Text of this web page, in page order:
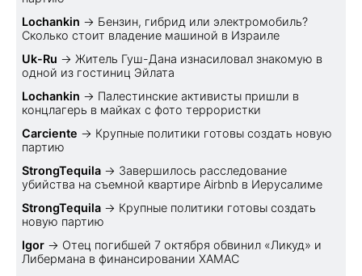
Lochankin → Бензин, гибрид или электромобиль?
Cколько стоит владение машиной в Израиле
Uk-Ru → Житель Гуш-Дана изнасиловал знакомую в
одной из гостиниц Эйлата
Lochankin → Палестинские активисты пришли в
концлагерь в майках с фото террористки
Carciente → Крупные политики готовы создать новую
партию
StrongTequila → Завершилось расследование
убийства на съемной квартире Airbnb в Иерусалиме
StrongTequila → Крупные политики готовы создать
новую партию
Igor → Отец погибшей 7 октября обвинил «Ликуд» и
Либермана в финансировании ХАМАС